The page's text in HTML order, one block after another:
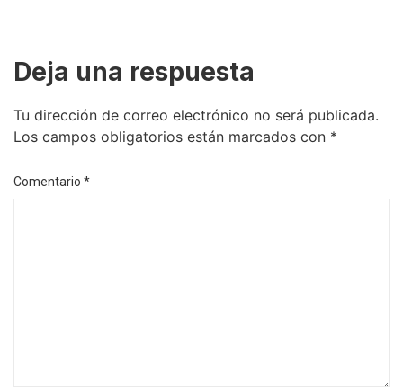
Deja una respuesta
Tu dirección de correo electrónico no será publicada.
Los campos obligatorios están marcados con *
Comentario *